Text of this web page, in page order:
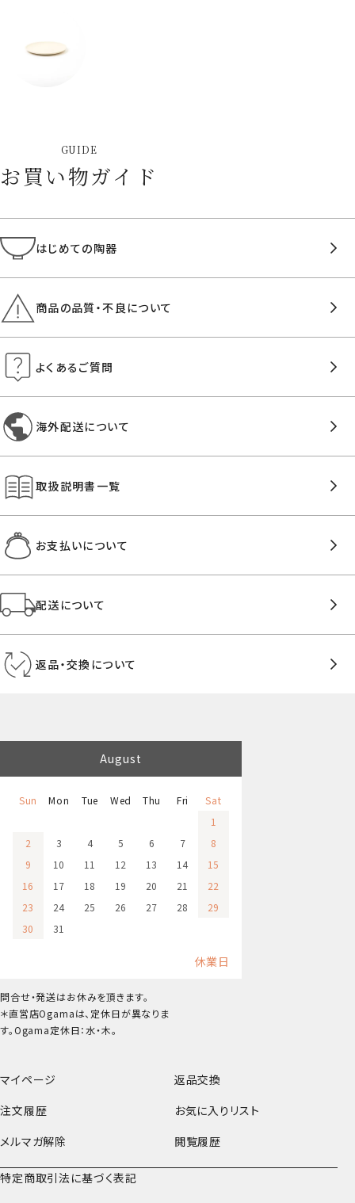
GUIDE
お買い物ガイド
はじめての陶器
商品の品質・不良について
よくあるご質問
海外配送について
取扱説明書一覧
お支払いについて
配送について
返品・交換について
マイページ
返品交換
注文履歴
お気に入りリスト
メルマガ解除
閲覧履歴
特定商取引法に基づく表記
August
Sun Mon Tue Wed Thu Fri
Sat
1
2
3 4 5 6 7
8
9
10 11 12 13 14
15
16
17 18 19 20 21
22
23
24 25 26 27 28
29
30
31
休業日
問合せ・発送はお休みを頂きます。
＊直営店Ogamaは、定休日が異なりま
す。Ogama定休日：水・木。